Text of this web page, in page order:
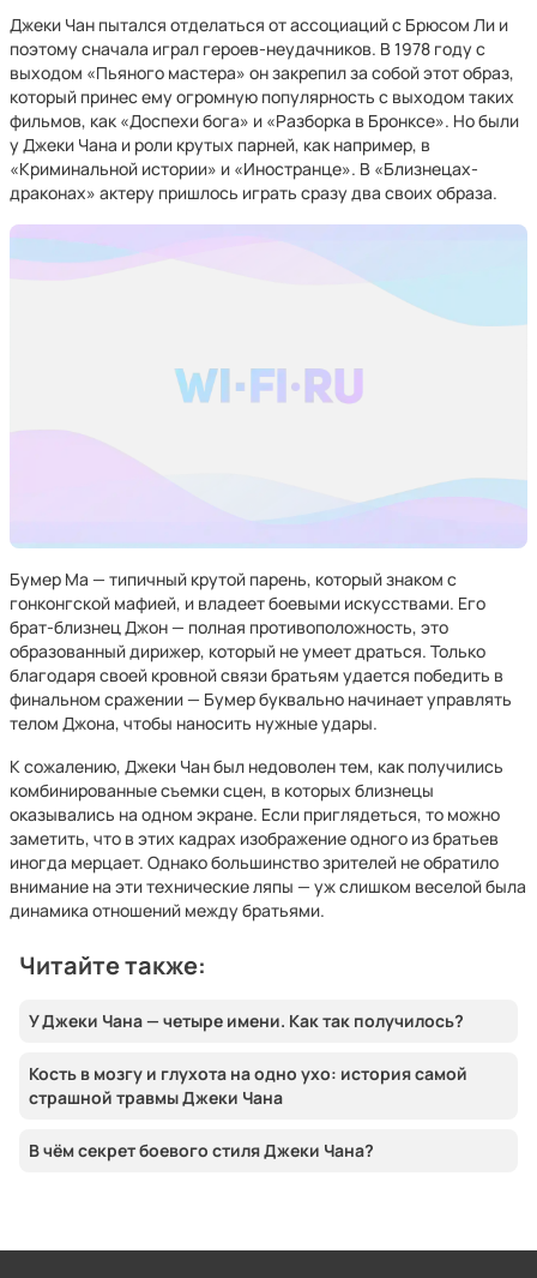
Джеки Чан пытался отделаться от ассоциаций с Брюсом Ли и
поэтому сначала играл героев-неудачников. В 1978 году с
выходом «Пьяного мастера» он закрепил за собой этот образ,
который принес ему огромную популярность с выходом таких
фильмов, как «Доспехи бога» и «Разборка в Бронксе». Но были
у Джеки Чана и роли крутых парней, как например, в
«Криминальной истории» и «Иностранце». В «Близнецах-
драконах» актеру пришлось играть сразу два своих образа.
Бумер Ма — типичный крутой парень, который знаком с
гонконгской мафией, и владеет боевыми искусствами. Его
брат-близнец Джон — полная противоположность, это
образованный дирижер, который не умеет драться. Только
благодаря своей кровной связи братьям удается победить в
финальном сражении — Бумер буквально начинает управлять
телом Джона, чтобы наносить нужные удары.
К сожалению, Джеки Чан был недоволен тем, как получились
комбинированные съемки сцен, в которых близнецы
оказывались на одном экране. Если приглядеться, то можно
заметить, что в этих кадрах изображение одного из братьев
иногда мерцает. Однако большинство зрителей не обратило
внимание на эти технические ляпы — уж слишком веселой была
динамика отношений между братьями.
Читайте также:
У Джеки Чана — четыре имени. Как так получилось?
Кость в мозгу и глухота на одно ухо: история самой
страшной травмы Джеки Чана
В чём секрет боевого стиля Джеки Чана?